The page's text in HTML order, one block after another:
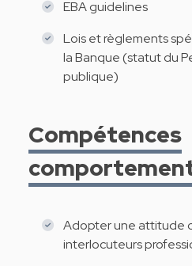
EBA guidelines
Lois et règlements
la Banque (statut du
publique)
Compétences
Adopter une attitude
interlocuteurs